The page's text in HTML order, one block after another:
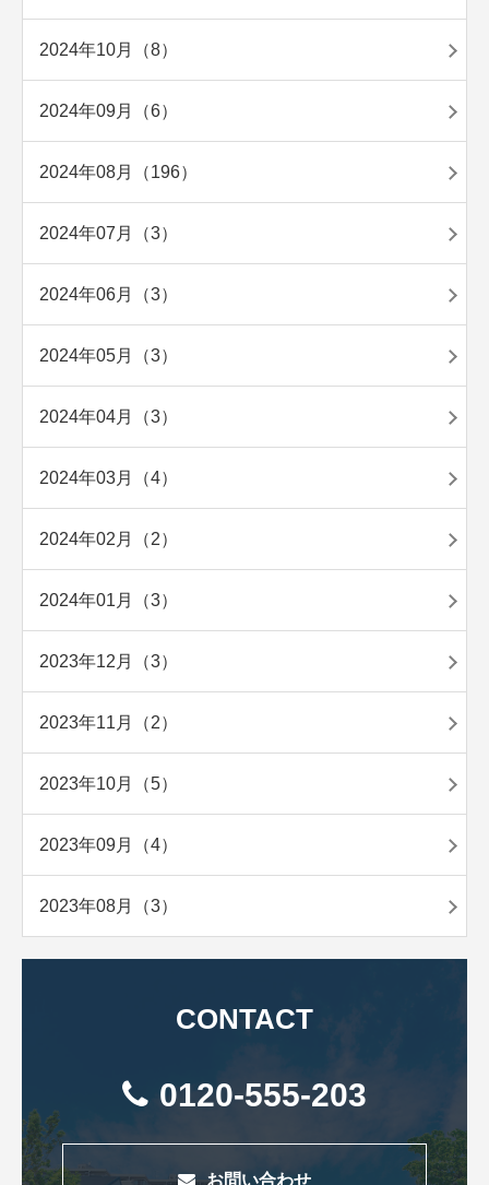
2024年10月（8）
2024年09月（6）
2024年08月（196）
2024年07月（3）
2024年06月（3）
2024年05月（3）
2024年04月（3）
2024年03月（4）
2024年02月（2）
2024年01月（3）
2023年12月（3）
2023年11月（2）
2023年10月（5）
2023年09月（4）
2023年08月（3）
CONTACT
0120-555-203
お問い合わせ